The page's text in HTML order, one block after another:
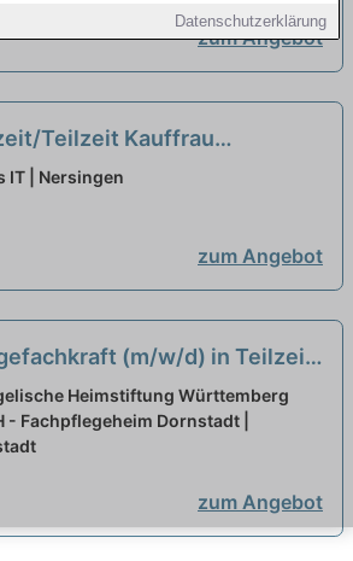
Datenschutzerklärung
zum Angebot
Teilzeit Kauffrau
für Büromanagement
IT | Nersingen
zum Angebot
(m/w/d) in Teilzeit
freuen uns auf Deine
neu
Heimstiftung Württemberg
- Fachpflegeheim Dornstadt |
zum Angebot